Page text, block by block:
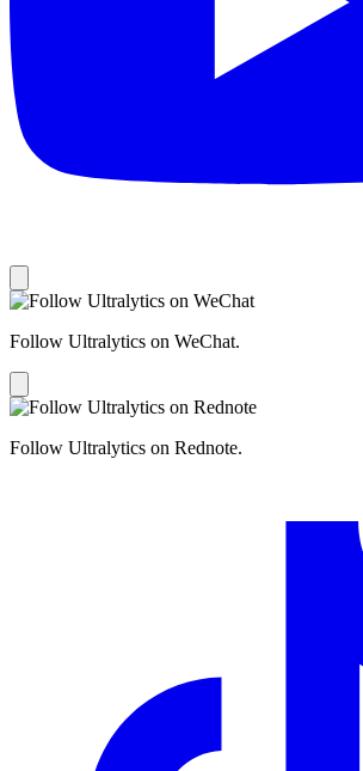
Follow Ultralytics on WeChat.
Follow Ultralytics on Rednote.